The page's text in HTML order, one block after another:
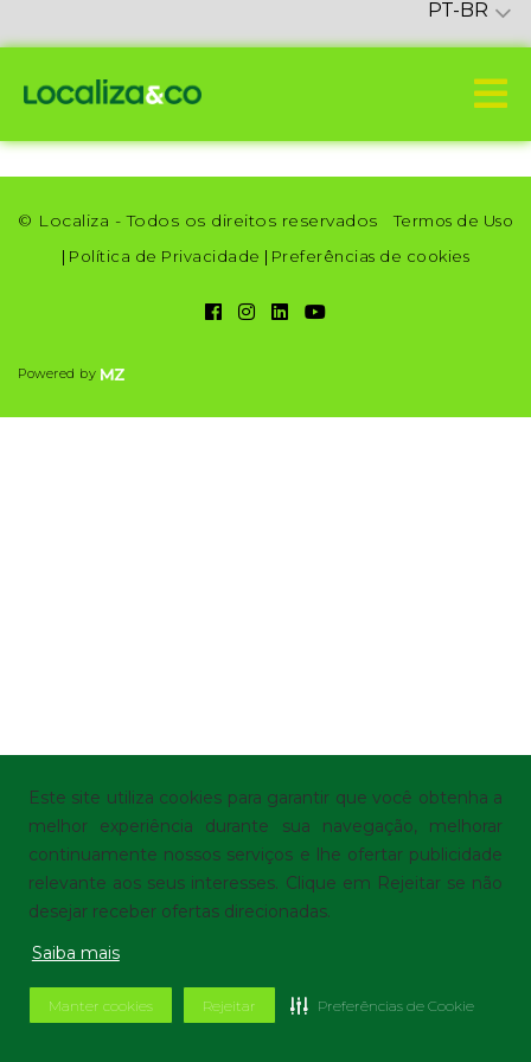
Este site utiliza cookies para garantir que você obtenha a
melhor experiência durante sua navegação, melhorar
continuamente nossos serviços e lhe ofertar publicidade
relevante aos seus interesses. Clique em Rejeitar se não
desejar receber ofertas direcionadas.
Saiba mais
Manter cookies Rejeitar Preferências de Cookie
PT-BR
© Localiza - Todos os direitos reservados
Termos de Uso
| Política de Privacidade | Preferências de cookies
Powered by